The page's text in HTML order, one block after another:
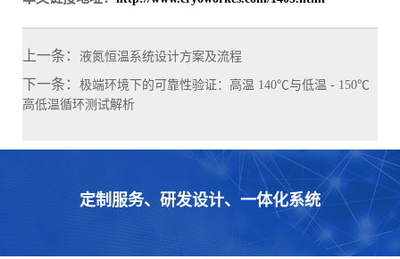
上一条： 液氮恒温系统设计方案及流程
下一条： 极端环境下的可靠性验证：高温 140℃与低温 - 150℃
高低温循环测试解析
定制服务、研发设计、一体化系统